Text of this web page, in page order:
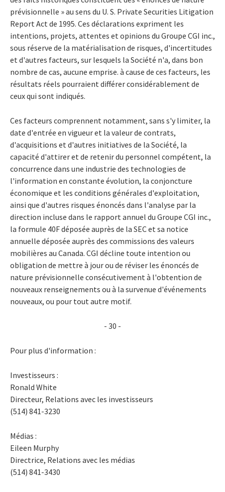
prévisionnelle » au sens du U. S. Private Securities Litigation
Report Act de 1995. Ces déclarations expriment les
intentions, projets, attentes et opinions du Groupe CGI inc.,
sous réserve de la matérialisation de risques, d'incertitudes
et d'autres facteurs, sur lesquels la Société n'a, dans bon
nombre de cas, aucune emprise. à cause de ces facteurs, les
résultats réels pourraient différer considérablement de
ceux qui sont indiqués.
Ces facteurs comprennent notamment, sans s'y limiter, la
date d'entrée en vigueur et la valeur de contrats,
d'acquisitions et d'autres initiatives de la Société, la
capacité d'attirer et de retenir du personnel compétent, la
concurrence dans une industrie des technologies de
l'information en constante évolution, la conjoncture
économique et les conditions générales d'exploitation,
ainsi que d'autres risques énoncés dans l'analyse par la
direction incluse dans le rapport annuel du Groupe CGI inc.,
la formule 40F déposée auprès de la SEC et sa notice
annuelle déposée auprès des commissions des valeurs
mobilières au Canada. CGI décline toute intention ou
obligation de mettre à jour ou de réviser les énoncés de
nature prévisionnelle consécutivement à l'obtention de
nouveaux renseignements ou à la survenue d'événements
nouveaux, ou pour tout autre motif.
- 30 -
Pour plus d'information :
Investisseurs :
Ronald White
Directeur, Relations avec les investisseurs
(514) 841-3230
Médias :
Eileen Murphy
Directrice, Relations avec les médias
(514) 841-3430